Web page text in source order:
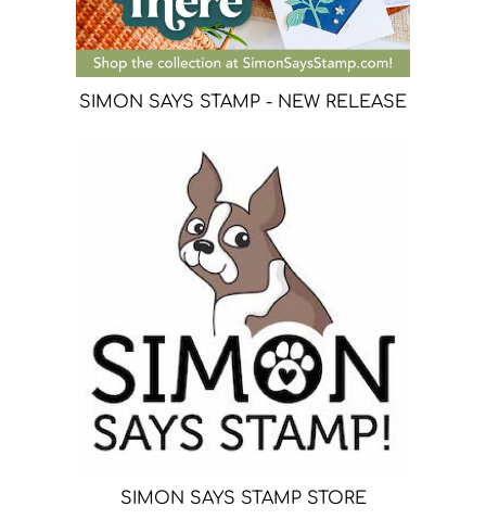
SIMON SAYS STAMP - NEW RELEASE
SIMON SAYS STAMP STORE